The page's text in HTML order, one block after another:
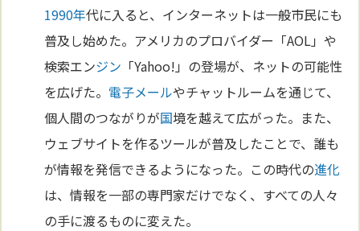
1990年代に入ると、インターネットは一般市民にも
普及し始めた。アメリカのプロバイダー「AOL」や
検索エンジン 「Yahoo!」の登場が、ネットの可能性
を広げた。 電子メールやチャットルームを通じて、
個人間のつながりが国境を越えて広がった。また、
ウェブサイトを作るツールが普及したことで、誰も
が情報を発信できるようになった。この時代の進化
は、情報を一部の専門家だけでなく、すべての人々
の手に渡るものに変えた。